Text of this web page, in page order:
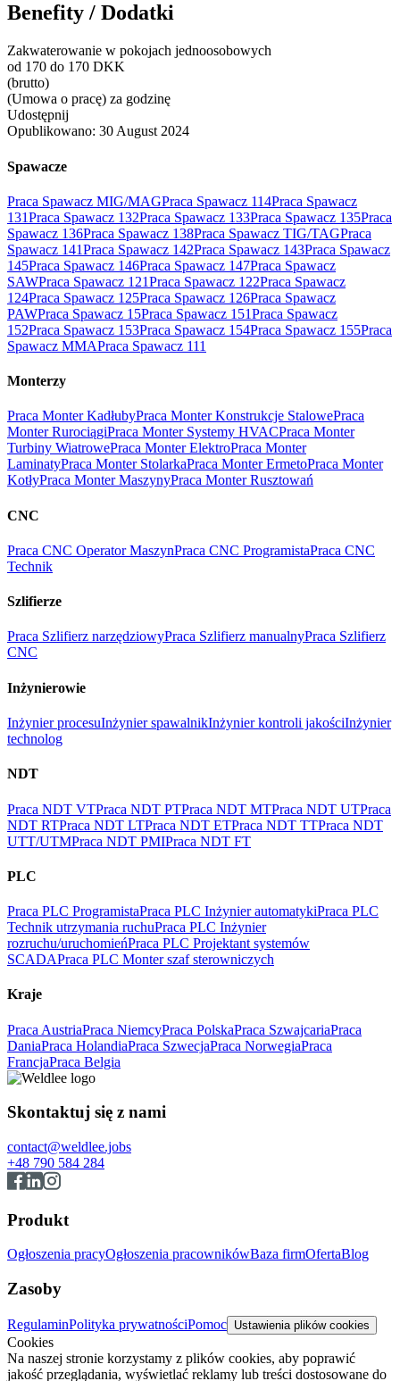
Benefity / Dodatki
Zakwaterowanie w pokojach jednoosobowych
od 170 do 170 DKK
(brutto)
(Umowa o pracę) za godzinę
Udostępnij
Opublikowano: 30 August 2024
Spawacze
Praca Spawacz MIG/MAGPraca Spawacz 114Praca Spawacz
131Praca Spawacz 132Praca Spawacz 133Praca Spawacz 135Praca
Spawacz 136Praca Spawacz 138Praca Spawacz TIG/TAGPraca
Spawacz 141Praca Spawacz 142Praca Spawacz 143Praca Spawacz
145Praca Spawacz 146Praca Spawacz 147Praca Spawacz
SAWPraca Spawacz 121Praca Spawacz 122Praca Spawacz
124Praca Spawacz 125Praca Spawacz 126Praca Spawacz
PAWPraca Spawacz 15Praca Spawacz 151Praca Spawacz
152Praca Spawacz 153Praca Spawacz 154Praca Spawacz 155Praca
Spawacz MMAPraca Spawacz 111
Monterzy
Praca Monter KadłubyPraca Monter Konstrukcje StalowePraca
Monter RurociągiPraca Monter Systemy HVACPraca Monter
Turbiny WiatrowePraca Monter ElektroPraca Monter
LaminatyPraca Monter StolarkaPraca Monter ErmetoPraca Monter
KotłyPraca Monter MaszynyPraca Monter Rusztowań
CNC
Praca CNC Operator MaszynPraca CNC ProgramistaPraca CNC
Technik
Szlifierze
Praca Szlifierz narzędziowyPraca Szlifierz manualnyPraca Szlifierz
CNC
Inżynierowie
Inżynier procesuInżynier spawalnikInżynier kontroli jakościInżynier
technolog
NDT
Praca NDT VTPraca NDT PTPraca NDT MTPraca NDT UTPraca
NDT RTPraca NDT LTPraca NDT ETPraca NDT TTPraca NDT
UTT/UTMPraca NDT PMIPraca NDT FT
PLC
Praca PLC ProgramistaPraca PLC Inżynier automatykiPraca PLC
Technik utrzymania ruchuPraca PLC Inżynier
rozruchu/uruchomieńPraca PLC Projektant systemów
SCADAPraca PLC Monter szaf sterowniczych
Kraje
Praca AustriaPraca NiemcyPraca PolskaPraca SzwajcariaPraca
DaniaPraca HolandiaPraca SzwecjaPraca NorwegiaPraca
FrancjaPraca Belgia
Skontaktuj się z nami
contact@weldlee.jobs
+48 790 584 284
Produkt
Ogłoszenia pracyOgłoszenia pracownikówBaza firmOfertaBlog
Zasoby
RegulaminPolityka prywatnościPomoc Ustawienia plików cookies
Cookies
Na naszej stronie korzystamy z plików cookies, aby poprawić
jakość przeglądania, wyświetlać reklamy lub treści dostosowane do